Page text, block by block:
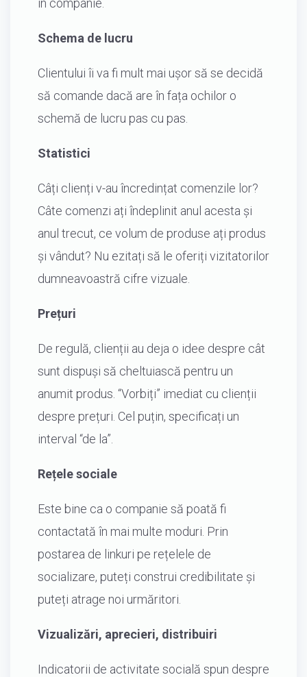
în companie.
Schema de lucru
Clientului îi va fi mult mai ușor să se decidă
să comande dacă are în fața ochilor o
schemă de lucru pas cu pas.
Statistici
Câți clienți v-au încredințat comenzile lor?
Câte comenzi ați îndeplinit anul acesta și
anul trecut, ce volum de produse ați produs
și vândut? Nu ezitați să le oferiți vizitatorilor
dumneavoastră cifre vizuale.
Prețuri
De regulă, clienții au deja o idee despre cât
sunt dispuși să cheltuiască pentru un
anumit produs. “Vorbiți” imediat cu clienții
despre prețuri. Cel puțin, specificați un
interval “de la”.
Rețele sociale
Este bine ca o companie să poată fi
contactată în mai multe moduri. Prin
postarea de linkuri pe rețelele de
socializare, puteți construi credibilitate și
puteți atrage noi urmăritori.
Vizualizări, aprecieri, distribuiri
Indicatorii de activitate socială spun despre